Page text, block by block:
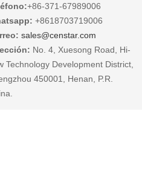
+86-371-67989006
+8618703719006
sales@censtar.com
No. 4, Xuesong Road, Hi-
Technology Development District,
450001, Henan, P.R.